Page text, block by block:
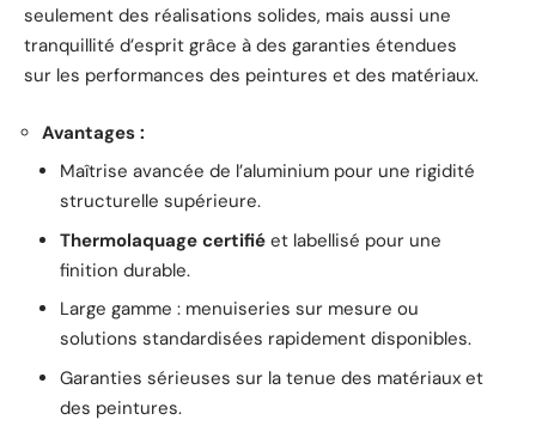
seulement des réalisations solides, mais aussi une
tranquillité d’esprit grâce à des garanties étendues
sur les performances des peintures et des matériaux.
Avantages :
Maîtrise avancée de l’aluminium pour une rigidité
structurelle supérieure.
Thermolaquage certifié et labellisé pour une
finition durable.
Large gamme : menuiseries sur mesure ou
solutions standardisées rapidement disponibles.
Garanties sérieuses sur la tenue des matériaux et
des peintures.